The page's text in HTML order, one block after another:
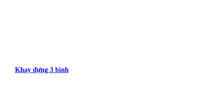
Khay đựng 3 bình